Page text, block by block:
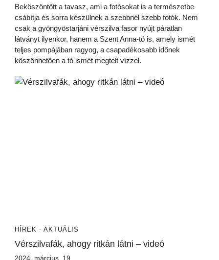
Beköszöntött a tavasz, ami a fotósokat is a természetbe
csábítja és sorra készülnek a szebbnél szebb fotók. Nem
csak a gyöngyöstarjáni vérszilva fasor nyújt páratlan
látványt ilyenkor, hanem a Szent Anna-tó is, amely ismét
teljes pompájában ragyog, a csapadékosabb időnek
köszönhetően a tó ismét megtelt vízzel.
HÍREK - AKTUÁLIS
Vérszilvafák, ahogy ritkán látni – videó
2024. március. 19.